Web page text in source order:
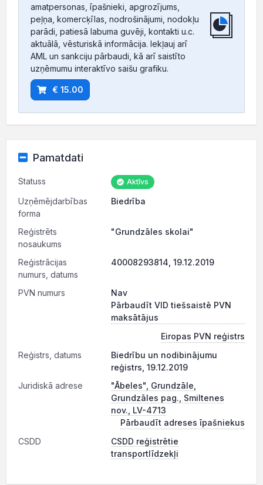
amatpersonas, īpašnieki, apgrozījums,
peļņa, komercķīlas, nodrošinājumi, nodokļu
parādi, patiesā labuma guvēji, kontakti u.c.
aktuālā, vēsturiskā informācija. Iekļauj arī
AML un sankciju pārbaudi, kā arī saistīto
uzņēmumu interaktīvo saišu grafiku.
€ 15.00
Pamatdati
Statuss Aktīvs
Uzņēmējdarbības
forma
Biedrība
Reģistrēts
nosaukums
"Grundzāles skolai"
Reģistrācijas
numurs, datums
40008293814, 19.12.2019
PVN numurs
Nav
Pārbaudīt VID tiešsaistē PVN
maksātājus
Eiropas PVN reģistrs
Reģistrs, datums
Biedrību un nodibinājumu
reģistrs, 19.12.2019
Juridiskā adrese
"Ābeles", Grundzāle,
Grundzāles pag., Smiltenes
nov., LV-4713
Pārbaudīt adreses īpašniekus
CSDD
CSDD reģistrētie
transportlīdzekļi